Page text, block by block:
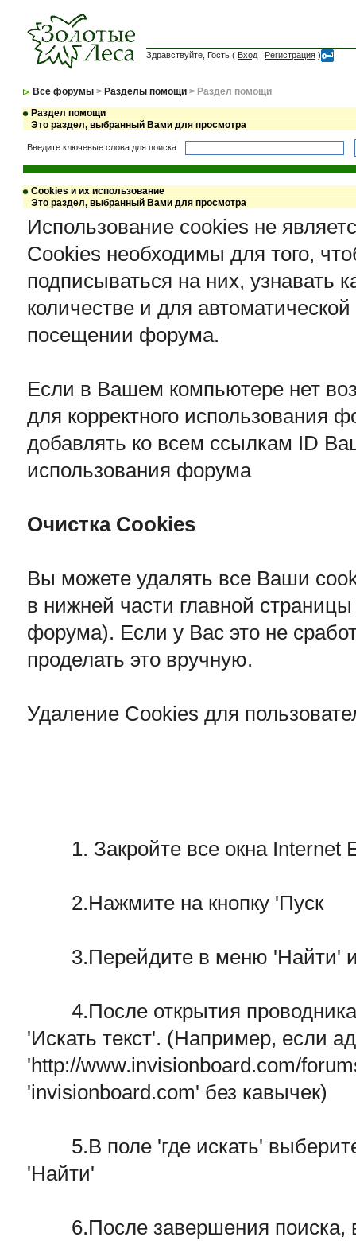
Здравствуйте, Гость ( Вход | Регистрация )
Все форумы > Разделы помощи > Раздел помощи
Раздел помощи
Это раздел, выбранный Вами для просмотра
Введите ключевые слова для поиска
Cookies и их использование
Это раздел, выбранный Вами для просмотра
Использование cookies не
Cookies необходимы для того,
подписываться на них, узнавать
количестве и для
посещении форума.
Если в Вашем компьютере нет
для корректного использования
добавлять ко всем ссылкам ID
использования форума
Очистка Cookies
Вы можете удалять все Ваши
в нижней части главной
форума). Если у Вас это не
проделать это вручную.
Удаление Cookies для
1. Закройте все окна Internet
2.Нажмите на кнопку 'Пуск
3.Перейдите в меню
4.После открытия
'Искать текст'. (Например, если
'http://www.invisionboard.com/
'invisionboard.com' без кавычек)
5.В поле 'где искать'
'Найти'
6.После завершения поиска,